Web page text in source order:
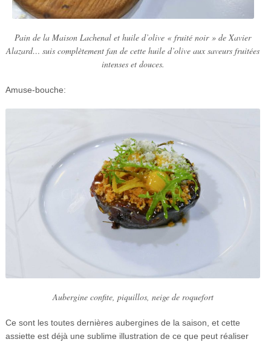
Pain de la Maison Lachenal et huile d’olive « fruité noir » de Xavier
Alazard… suis complètement fan de cette huile d’olive aux saveurs fruitées
intenses et douces.
Amuse-bouche:
Aubergine confite, piquillos, neige de roquefort
Ce sont les toutes dernières aubergines de la saison, et cette
assiette est déjà une sublime illustration de ce que peut réaliser